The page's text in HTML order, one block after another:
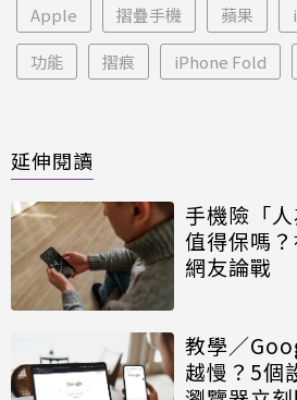
Apple 摺疊手機 蘋果
功能 摺痕 iPhone Fold
延伸閱讀
手機險「人
值得保嗎
網友論戰
教學／
越慢？5個